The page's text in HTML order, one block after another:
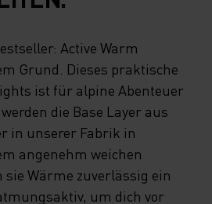
Active Warm
Grund. Dieses praktische
ist für alpine Abenteuer
die Base Layer aus
in unserer Fabrik in
angenehm weichen
Wärme zuverlässig ein
um dich vor